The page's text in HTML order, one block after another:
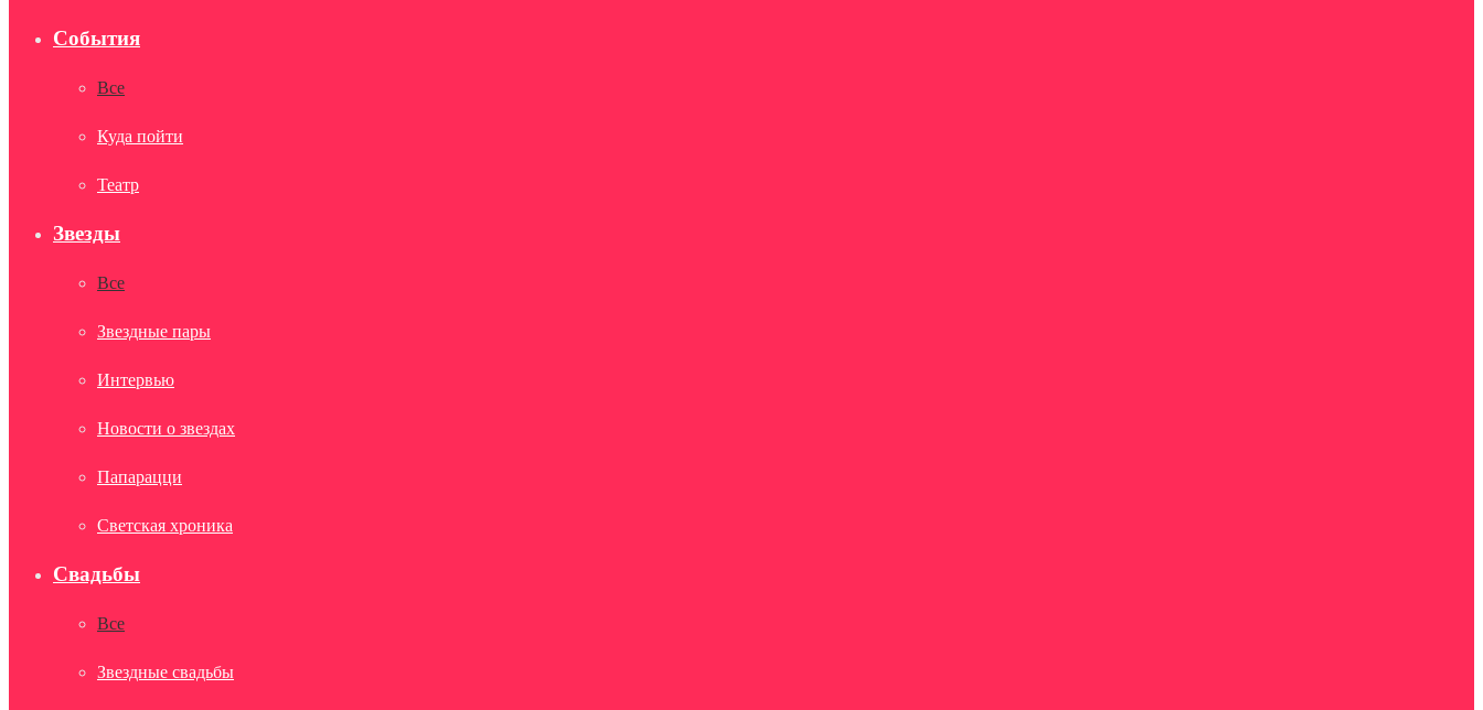
События
Все
Куда пойти
Театр
Звезды
Все
Звездные пары
Интервью
Новости о звездах
Папарацци
Светская хроника
Свадьбы
Все
Звездные свадьбы